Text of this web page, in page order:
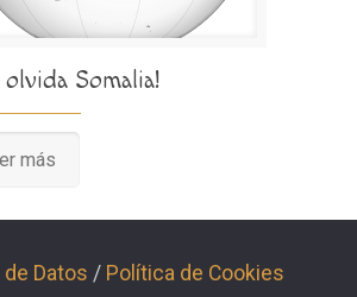
olvida Somalia!
más
Datos / Política de Cookies